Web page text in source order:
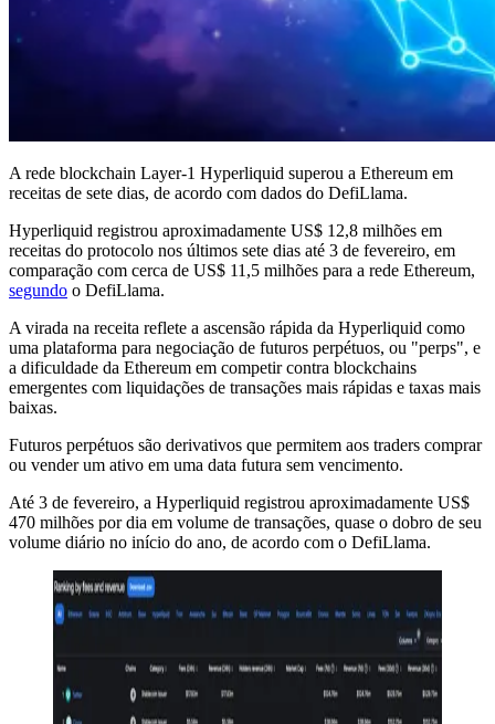
A rede blockchain Layer-1 Hyperliquid superou a Ethereum em
receitas de sete dias, de acordo com dados do DefiLlama.
Hyperliquid registrou aproximadamente US$ 12,8 milhões em
receitas do protocolo nos últimos sete dias até 3 de fevereiro, em
comparação com cerca de US$ 11,5 milhões para a rede Ethereum,
segundo o DefiLlama.
A virada na receita reflete a ascensão rápida da Hyperliquid como
uma plataforma para negociação de futuros perpétuos, ou "perps", e
a dificuldade da Ethereum em competir contra blockchains
emergentes com liquidações de transações mais rápidas e taxas mais
baixas.
Futuros perpétuos são derivativos que permitem aos traders comprar
ou vender um ativo em uma data futura sem vencimento.
Até 3 de fevereiro, a Hyperliquid registrou aproximadamente US$
470 milhões por dia em volume de transações, quase o dobro de seu
volume diário no início do ano, de acordo com o DefiLlama.